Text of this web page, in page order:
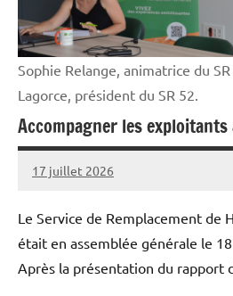
Sophie Relange, animatrice du
Lagorce, président du SR 52.
Accompagner les
17 juillet 2026
Thibaut
Le Service de Remplacement de
était en assemblée générale le
Après la présentation du rapport